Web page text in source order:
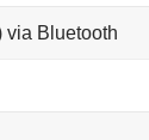
via Bluetooth